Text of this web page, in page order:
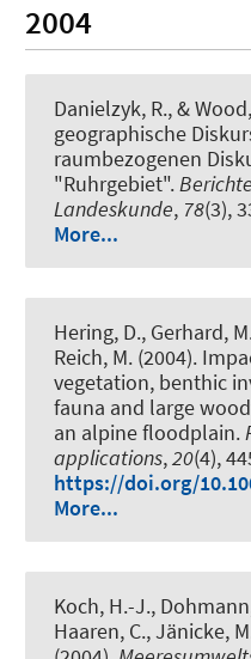
2004
Danielzyk, R., &
geographische
raumbezogenen
"Ruhrgebiet".
Landeskunde, 78(3),
More...
Hering, D., Gerhard,
Reich, M. (2004).
vegetation, benthic
fauna and large
an alpine floodplain.
applications,20(4),
https://doi.org/
More...
Koch, H.-J.,
Haaren, C., Jänicke,